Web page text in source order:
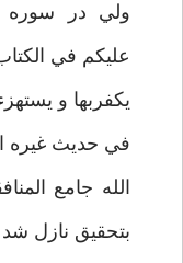
ولي در سوره
عليكم في
يكفربها و
في حديث غيره
الله جامع
بتحقيق نازل